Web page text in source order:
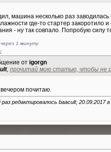
машина несколько раз
где-то стартер
- ну так совпало. Попробую силу
1 минуту
от igorgn
, прочитай мою статью, чтобы не
почитаю.
редактировалось baacult; 20.09.2017 в